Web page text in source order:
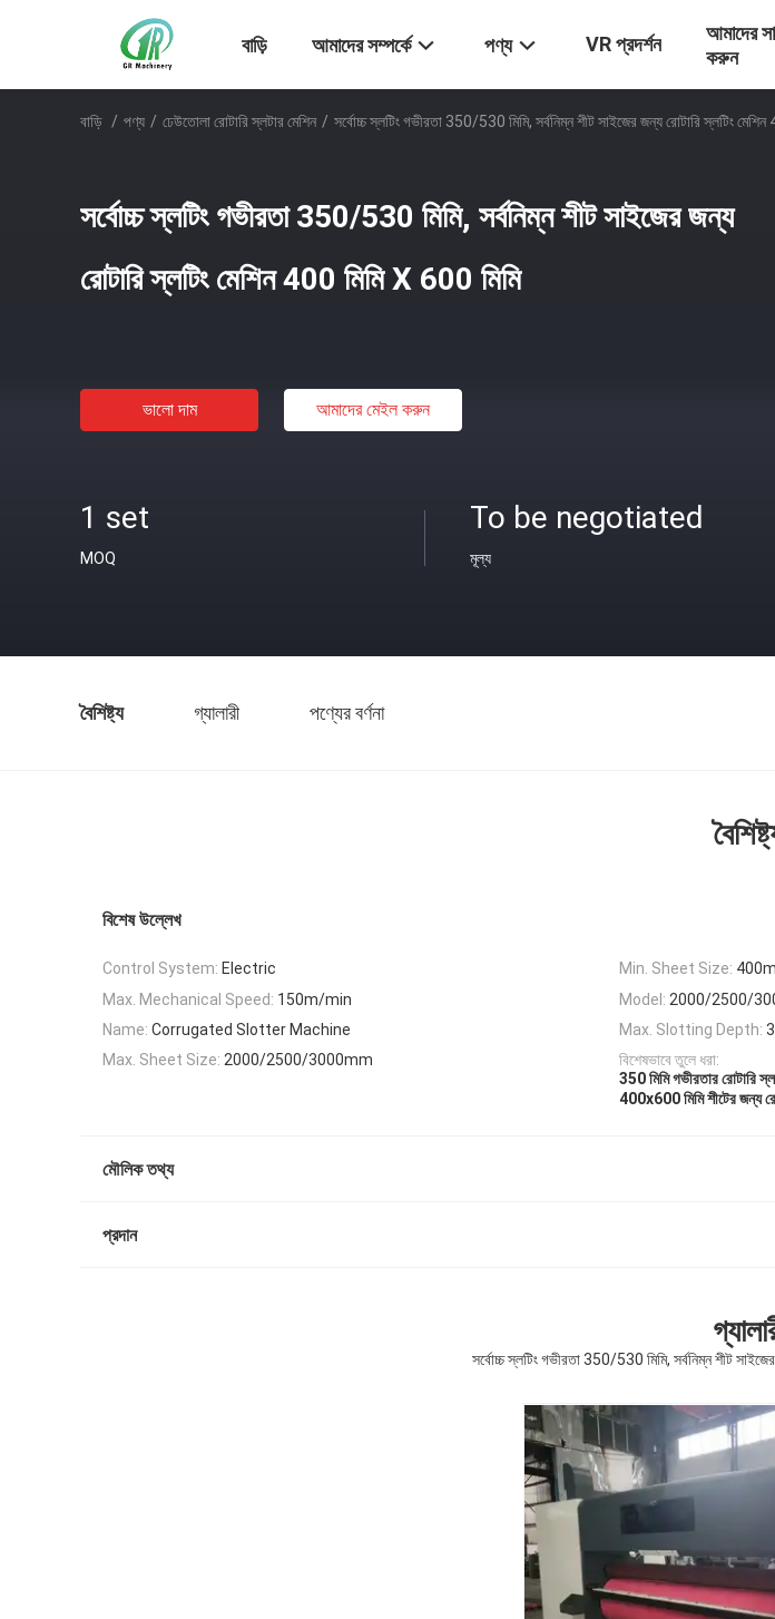
বাড়ি আমাদের সম্পর্কে পণ্য VR প্রদর্শন
আমাদের
করুন
বাড়ি / পণ্য / ঢেউতোলা রোটারি স্লটার মেশিন / সর্বোচ্চ স্লটিং গভীরতা 350/530 মিমি, সর্বনিম্ন শীট সাইজের জন্য রোটারি স্লটিং
সর্বোচ্চ স্লটিং গভীরতা 350/530 মিমি, সর্বনিম্ন শীট সাইজের জন্য
রোটারি স্লটিং মেশিন 400 মিমি X 600 মিমি
ভালো দাম আমাদের মেইল ​​করুন
1 set
MOQ
To be negotiated
মূল্য
বৈশিষ্ট্য গ্যালারী পণ্যের বর্ণনা
বিশেষ উল্লেখ
Control System: Electric Min. Sheet Size:
Max. Mechanical Speed: 150m/min Model: 2000/2500/
Name: Corrugated Slotter Machine Max. Slotting Depth:
Max. Sheet Size: 2000/2500/3000mm
বিশেষভাবে তুলে ধরা:
350 মিমি গভীরতার রোটারি
400x600 মিমি শীটের জন্য
মৌলিক তথ্য
প্রদান
সর্বোচ্চ স্লটিং গভীরতা 350/530 মিমি, সর্বনিম্ন শীট